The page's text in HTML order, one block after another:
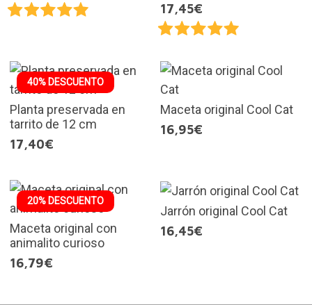
17,45€
40% DESCUENTO
Planta preservada en
tarrito de 12 cm
17,40€
Maceta original Cool Cat
16,95€
20% DESCUENTO
Maceta original con
animalito curioso
16,79€
Jarrón original Cool Cat
16,45€